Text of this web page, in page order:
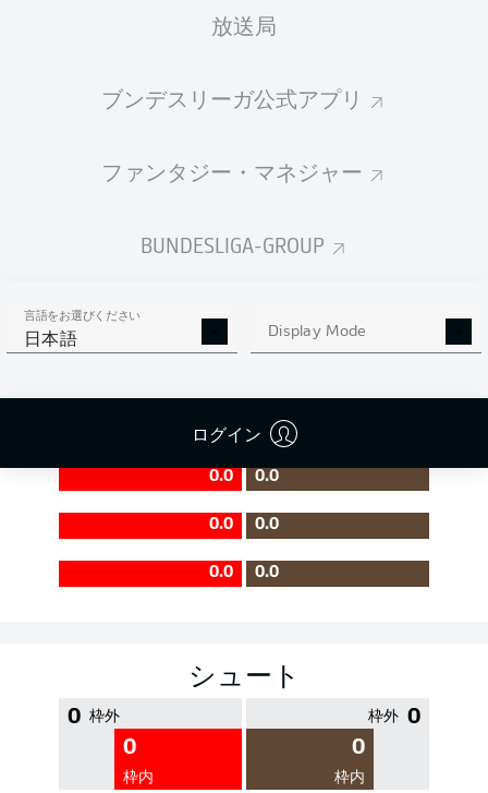
放送局
ブンデスリーガ公式アプリ
ファンタジー・マネジャー
BUNDESLIGA-GROUP
言語をお選びください
日本語 Display Mode
ログイン
0
0 % 成功率 0 %
PASS EFFICIENCY
0.0 0.0
0.0 0.0
0.0 0.0
シュート
0 枠外
0
枠内
0
枠外
0
枠内